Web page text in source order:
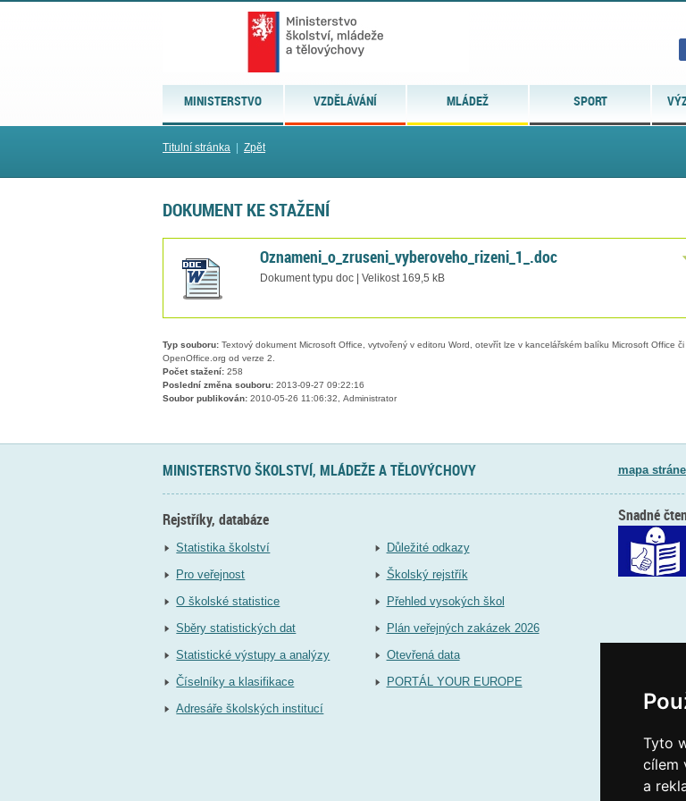
Tyto
cílem
a
MINISTERSTVO VZDĚLÁVÁNÍ MLÁDEŽ SPORT
Titulní stránka Zpět
DOKUMENT KE STAŽENÍ
Oznameni_o_zruseni_vyberoveho_rizeni_1_.doc
Dokument typu doc | Velikost 169,5 kB
Typ souboru: Textový dokument Microsoft Office, vytvořený v editoru Word, otevřít lze v kancelářském balíku Microsoft Office či
OpenOffice.org od verze 2.
Počet stažení: 258
Poslední změna souboru: 2013-09-27 09:22:16
Soubor publikován: 2010-05-26 11:06:32, Administrator
MINISTERSTVO ŠKOLSTVÍ, MLÁDEŽE A TĚLOVÝCHOVY mapa
Rejstříky, databáze
Statistika školství
Pro veřejnost
O školské statistice
Sběry statistických dat
Statistické výstupy a analýzy
Číselníky a klasifikace
Adresáře školských institucí
Důležité odkazy
Školský rejstřík
Přehled vysokých škol
Plán veřejných zakázek 2026
Otevřená data
PORTÁL YOUR EUROPE
Snadné